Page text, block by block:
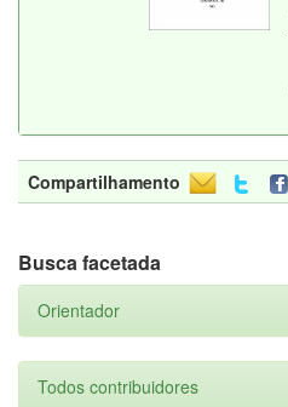
Compartilhamento
Busca facetada
Orientador
Todos contribuidores